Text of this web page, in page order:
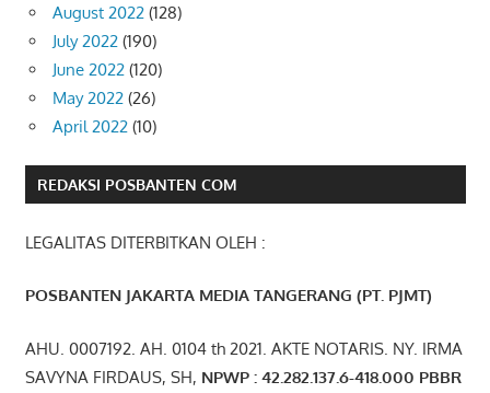
August 2022 (128)
July 2022 (190)
June 2022 (120)
May 2022 (26)
April 2022 (10)
REDAKSI POSBANTEN COM
LEGALITAS DITERBITKAN OLEH :
POSBANTEN JAKARTA MEDIA TANGERANG (PT. PJMT)
AHU. 0007192. AH. 0104 th 2021. AKTE NOTARIS. NY. IRMA
SAVYNA FIRDAUS, SH, NPWP : 42. 282 .137.6-418.000 PBBR